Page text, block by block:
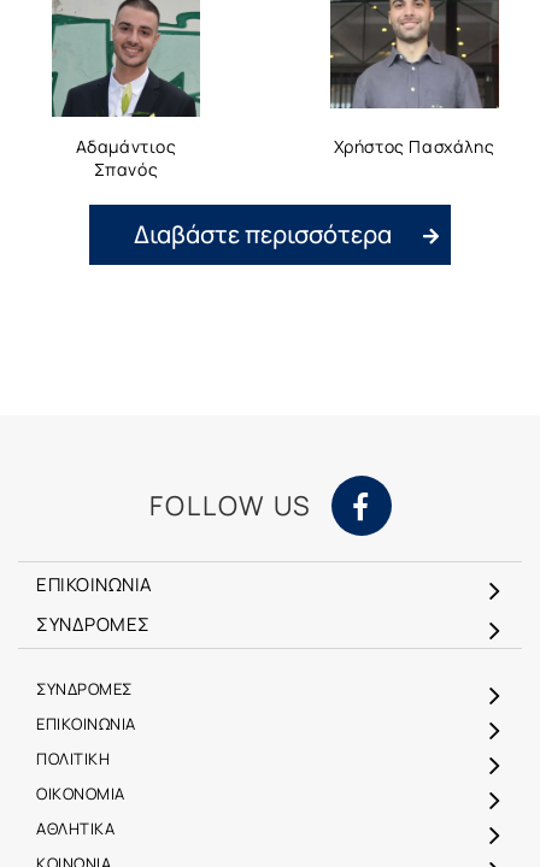
Αδαμάντιος
Σπανός
Χρήστος Πασχάλης
Διαβάστε περισσότερα
FOLLOW US
ΕΠΙΚΟΙΝΩΝΙΑ
ΣΥΝΔΡΟΜΕΣ
ΣΥΝΔΡΟΜΕΣ
ΕΠΙΚΟΙΝΩΝΙΑ
ΠΟΛΙΤΙΚΗ
ΟΙΚΟΝΟΜΙΑ
ΑΘΛΗΤΙΚΑ